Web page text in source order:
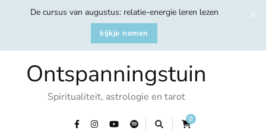
De cursus van augustus: relatie-energie leren lezen
kijkje nemen
Ontspanningstuin
Spiritualiteit, astrologie en tarot
0